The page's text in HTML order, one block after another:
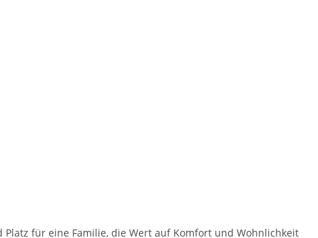
Platz für eine Familie, die Wert auf Komfort und Wohnlichkeit